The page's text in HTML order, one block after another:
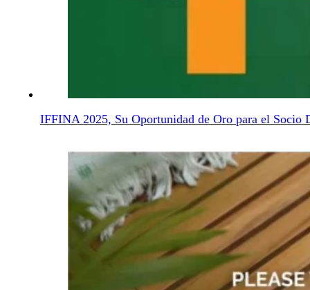
IFFINA 2025, Su Oportunidad de Oro para el Socio